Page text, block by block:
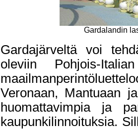
Gardalandin
Gardajärveltä voi
oleviin Pohjois-
Veronaan, Mantuaan
huomattavimpia ja
kaupunkilinnoituksia.